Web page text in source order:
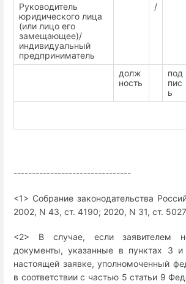
Руководитель
юридического лица
(или лицо его
замещающее)/
индивидуальный
предприниматель
/
долж
ность
под
пис
ь
--------------------------------
<1> Собрание законодательства
2002, N 43, ст. 4190; 2020, N 31, ст.
<2> В случае, если заявителем
документы, указанные в пунктах 3
настоящей заявке, уполномоченный
в соответствии с частью 5 статьи 9